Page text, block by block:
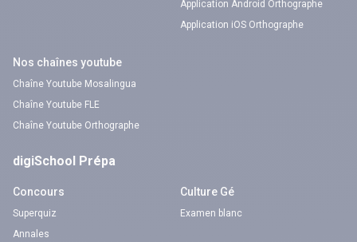
Application Android Orthographe
Application iOS Orthographe
Nos chaînes youtube
Chaîne Youtube Mosalingua
Chaîne Youtube FLE
Chaîne Youtube Orthographe
digiSchool Prépa
Concours
Superquiz
Annales
Culture Gé
Examen blanc